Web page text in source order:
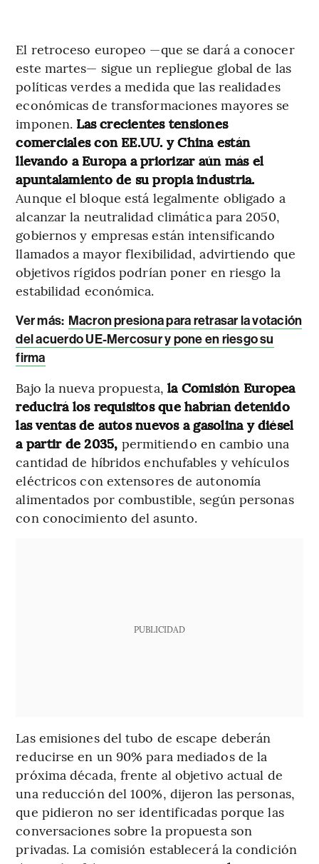
El retroceso europeo —que se dará a conocer
este martes— sigue un repliegue global de las
políticas verdes a medida que las realidades
económicas de transformaciones mayores se
imponen. Las crecientes tensiones
comerciales con EE.UU. y China están
llevando a Europa a priorizar aún más el
apuntalamiento de su propia industria.
Aunque el bloque está legalmente obligado a
alcanzar la neutralidad climática para 2050,
gobiernos y empresas están intensificando
llamados a mayor flexibilidad, advirtiendo que
objetivos rígidos podrían poner en riesgo la
estabilidad económica.
Ver más: Macron presiona para retrasar la votación
del acuerdo UE-Mercosur y pone en riesgo su
firma
Bajo la nueva propuesta, la Comisión Europea
reducirá los requisitos que habrían detenido
las ventas de autos nuevos a gasolina y diésel
a partir de 2035, permitiendo en cambio una
cantidad de híbridos enchufables y vehículos
eléctricos con extensores de autonomía
alimentados por combustible, según personas
con conocimiento del asunto.
PUBLICIDAD
Las emisiones del tubo de escape deberán
reducirse en un 90% para mediados de la
próxima década, frente al objetivo actual de
una reducción del 100%, dijeron las personas,
que pidieron no ser identificadas porque las
conversaciones sobre la propuesta son
privadas. La comisión establecerá la condición